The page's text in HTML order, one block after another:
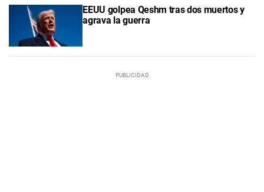
EEUU golpea Qeshm tras dos muertos y
agrava la guerra